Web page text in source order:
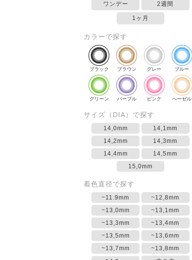
ワンデー 2週間
1ヶ月
カラーで探す
ブラック ブラウン グレー ブルー
グリーン パープル ピンク ヘーゼル
サイズ（DIA）で探す
14,0mm
14,1mm
14,2mm
14,3mm
14,4mm
14,5mm
15,0mm
着色直径で探す
~11.9mm
~12,8mm
~13,0mm
~13,1mm
~13,3mm
~13,4mm
~13,5mm
~13,6mm
~13,7mm
~13,8mm